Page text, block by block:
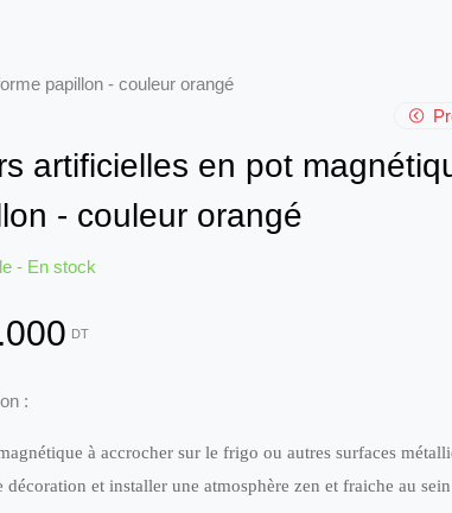
papillon - couleur orangé
artificielles en pot
- couleur orangé
- En stock
DT
:
à accrocher sur le frigo ou autres surfaces
décoration et installer une atmosphère zen et fraiche au